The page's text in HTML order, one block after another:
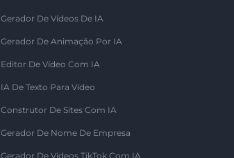
Gerador De Vídeos De IA
Gerador De Animação Por IA
Editor De Vídeo Com IA
IA De Texto Para Vídeo
Construtor De Sites Com IA
Gerador De Nome De Empresa
Gerador De Vídeos TikTok Com IA